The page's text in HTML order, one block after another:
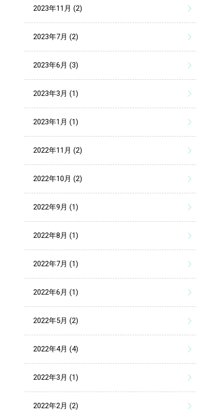
2023年11月 (2)
2023年7月 (2)
2023年6月 (3)
2023年3月 (1)
2023年1月 (1)
2022年11月 (2)
2022年10月 (2)
2022年9月 (1)
2022年8月 (1)
2022年7月 (1)
2022年6月 (1)
2022年5月 (2)
2022年4月 (4)
2022年3月 (1)
2022年2月 (2)